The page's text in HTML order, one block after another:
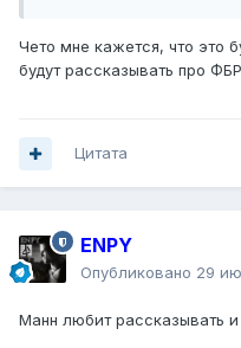
Чето мне кажется, что это
будут рассказывать про ФБР
Цитата
ENPY
Опубликовано 29
Манн любит рассказывать и